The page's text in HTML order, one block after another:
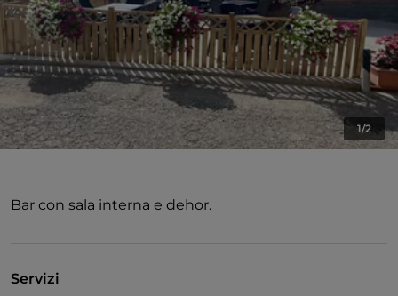
1/2
Bar con sala interna e dehor.
Servizi